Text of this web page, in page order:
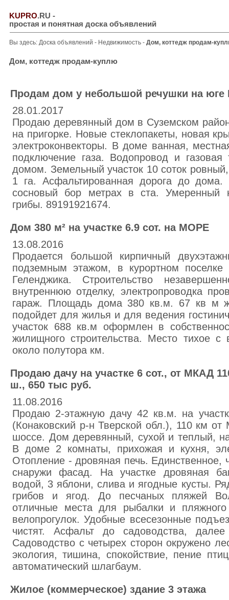
KUPRO.RU -
простая и понятная доска объявлений
Вы здесь: Доска объявлений - Недвижимость - Дом, коттедж продам-
Дом, коттедж продам-куплю
Продам дом у небольшой речушки на юге
28.01.2017
Продаю деревянный дом в Суземском
на пригорке. Новые стеклопакеты, новая
электроконвекторы. В доме ванная,
подключение газа. Водопровод и
домом. Земельный участок 10 соток
1 га. Асфальтированная дорога до
сосновый бор метрах в ста. Умеренный
грибы. 89191921674.
Дом 380 м² на участке 6.9 сот. на МОРЕ
13.08.2016
Продается большой кирпичный
подземным этажом, в курортном поселке
Геленджика. Строительство
внутреннюю отделку, электропроводка
гараж. Площадь дома 380 кв.м. 67 кв м
подойдет для жилья и для ведения
участок 688 кв.м оформлен в
жилищного строительства. Место тихое
около полутора км.
Продаю дачу на участке 6 сот., от МКАД
ш., 650 тыс руб.
11.08.2016
Продаю 2-этажную дачу 42 кв.м. на
(Конаковский р-н Тверской обл.), 110 км
шоссе. Дом деревянный, сухой и теплый,
В доме 2 комнаты, прихожая и кухня,
Отопление - дровяная печь. Единственное,
снаружи фасад. На участке дровяная
водой, 3 яблони, слива и ягодные кусты.
грибов и ягод. До песчаных пляжей
отличные места для рыбалки и
велопрогулок. Удобные всесезонные
чистят. Асфальт до садоводства,
Садоводство с четырех сторон окружено
экология, тишина, спокойствие, пение
автоматический шлагбаум.
Жилoe (кoммepчecкое) здaниe 3 этaжа